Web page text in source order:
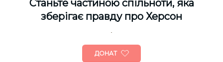
Cтаньте частиною спільноти, яка
зберігає правду про Херсон
ДОНАТ